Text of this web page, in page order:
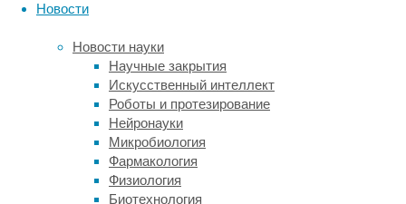
Новости
Новости науки
Научные закрытия
Искусственный интеллект
Роботы и протезирование
Нейронауки
Микробиология
Фармакология
Физиология
Биотехнология
Tagout
(LOTO)
основе